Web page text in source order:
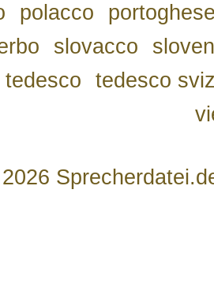
polacco
slovacco
tedesco
tedesco